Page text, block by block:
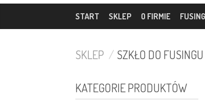
START SKLEP O FIRMIE
SKLEP / SZKŁO DO FUSINGU
KATEGORIE PRODUKTÓW